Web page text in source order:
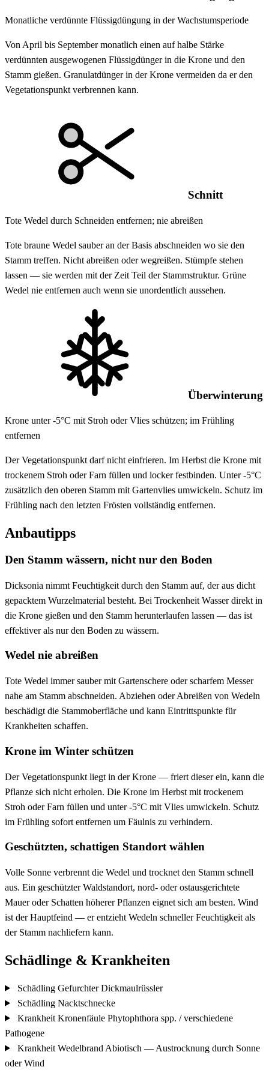
Monatliche verdünnte Flüssigdüngung in der Wachstumsperiode
Von April bis September monatlich einen auf halbe Stärke
verdünnten ausgewogenen Flüssigdünger in die Krone und den
Stamm gießen. Granulatdünger in der Krone vermeiden da er den
Vegetationspunkt verbrennen kann.
Schnitt
Tote Wedel durch Schneiden entfernen; nie abreißen
Tote braune Wedel sauber an der Basis abschneiden wo sie den
Stamm treffen. Nicht abreißen oder wegreißen. Stümpfe stehen
lassen — sie werden mit der Zeit Teil der Stammstruktur. Grüne
Wedel nie entfernen auch wenn sie unordentlich aussehen.
Überwinterung
Krone unter -5°C mit Stroh oder Vlies schützen; im Frühling
entfernen
Der Vegetationspunkt darf nicht einfrieren. Im Herbst die Krone mit
trockenem Stroh oder Farn füllen und locker festbinden. Unter -5°C
zusätzlich den oberen Stamm mit Gartenvlies umwickeln. Schutz im
Frühling nach den letzten Frösten vollständig entfernen.
Anbautipps
Den Stamm wässern, nicht nur den Boden
Dicksonia nimmt Feuchtigkeit durch den Stamm auf, der aus dicht
gepacktem Wurzelmaterial besteht. Bei Trockenheit Wasser direkt in
die Krone gießen und den Stamm herunterlaufen lassen — das ist
effektiver als nur den Boden zu wässern.
Wedel nie abreißen
Tote Wedel immer sauber mit Gartenschere oder scharfem Messer
nahe am Stamm abschneiden. Abziehen oder Abreißen von Wedeln
beschädigt die Stammoberfläche und kann Eintrittspunkte für
Krankheiten schaffen.
Krone im Winter schützen
Der Vegetationspunkt liegt in der Krone — friert dieser ein, kann die
Pflanze sich nicht erholen. Die Krone im Herbst mit trockenem
Stroh oder Farn füllen und unter -5°C mit Vlies umwickeln. Schutz
im Frühling sofort entfernen um Fäulnis zu verhindern.
Geschützten, schattigen Standort wählen
Volle Sonne verbrennt die Wedel und trocknet den Stamm schnell
aus. Ein geschützter Waldstandort, nord- oder ostausgerichtete
Mauer oder Schatten höherer Pflanzen eignet sich am besten. Wind
ist der Hauptfeind — er entzieht Wedeln schneller Feuchtigkeit als
der Stamm nachliefern kann.
Schädlinge & Krankheiten
Schädling Gefurchter Dickmaulrüssler
Schädling Nacktschnecke
Krankheit Kronenfäule Phytophthora spp. / verschiedene
Pathogene
Krankheit Wedelbrand Abiotisch — Austrocknung durch Sonne
oder Wind